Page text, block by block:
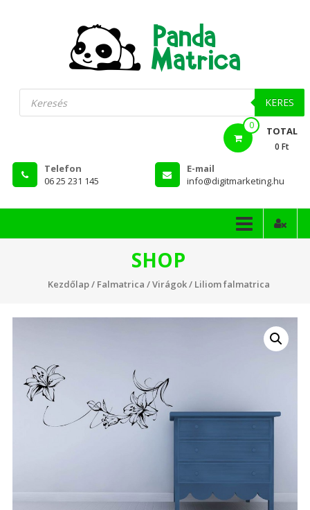
PandaMatrica
falmatrica
Products
search KERES
0 TOTAL
0 Ft
Telefon
06 25 231 145
E-mail
info@digitmarketing.hu
SHOP
Kezdőlap/ Falmatrica /Virágok/ Liliom falmatrica